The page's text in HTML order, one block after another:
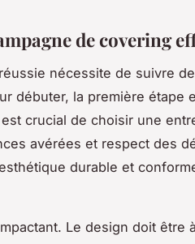
de covering
nécessite de suivre
débuter, la première étape
crucial de choisir une
avérées et respect des
durable et
Le design doit être